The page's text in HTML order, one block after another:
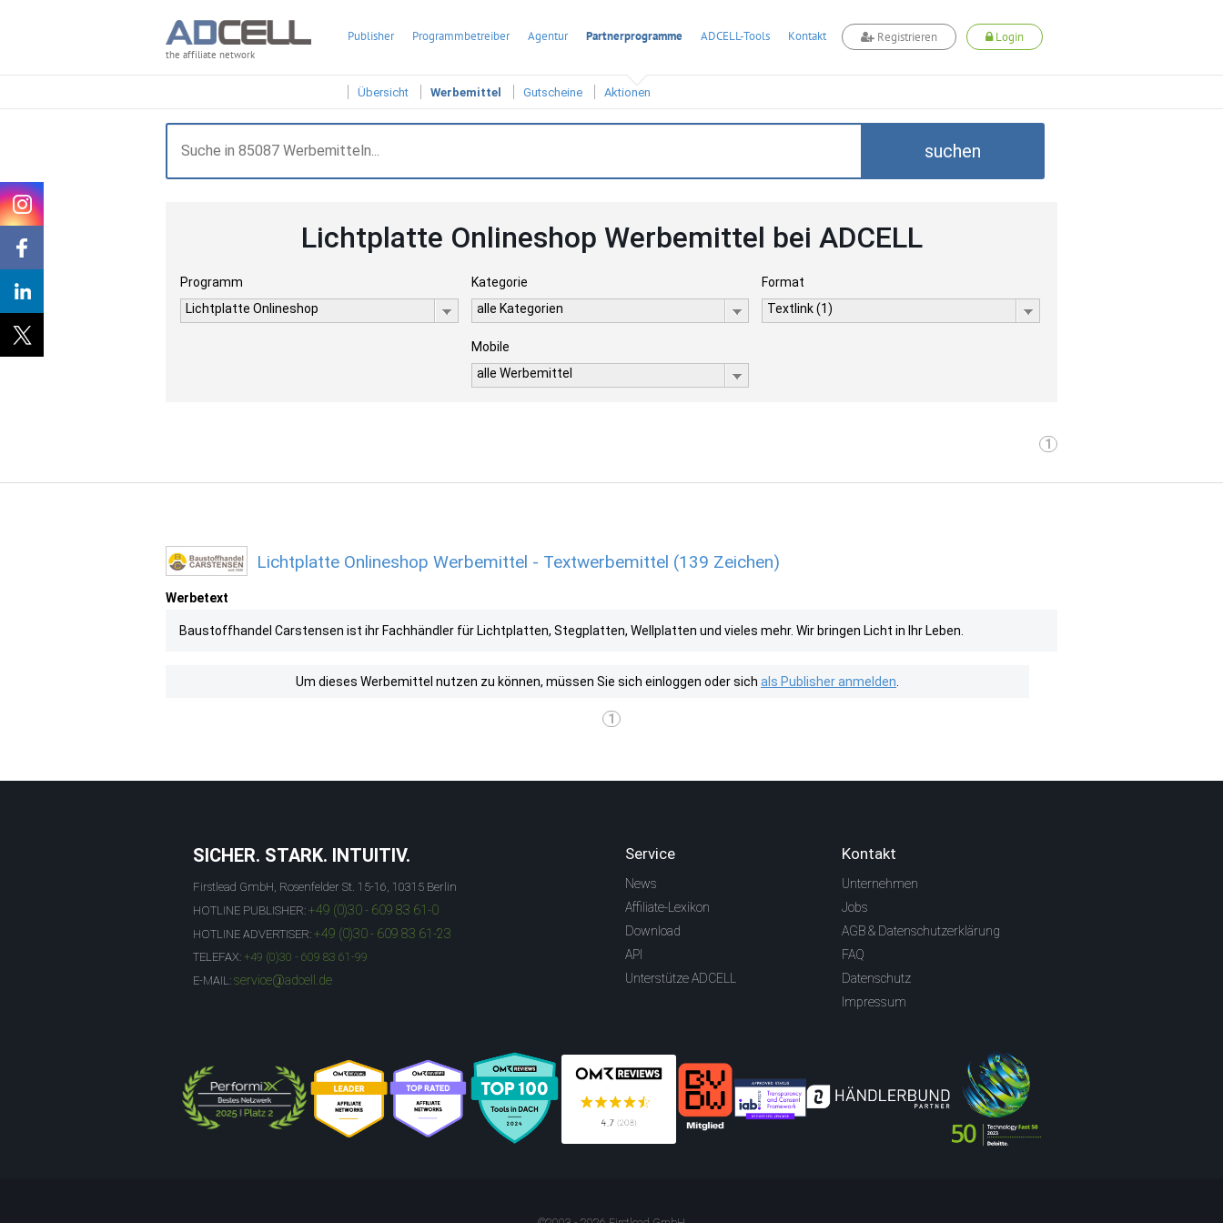
the affiliate network
Publisher Programmbetreiber Agentur Partnerprogramme ADCELL-Tools Kontakt Registrieren Login
Übersicht Werbemittel Gutscheine Aktionen
suchen
Lichtplatte Onlineshop Werbemittel bei ADCELL
Programm
Lichtplatte Onlineshop
Kategorie
alle Kategorien
Format
Textlink (1)
Mobile
alle Werbemittel
1
Lichtplatte Onlineshop Werbemittel - Textwerbemittel (139 Zeichen)
Werbetext
Baustoffhandel Carstensen ist ihr Fachhändler für Lichtplatten, Stegplatten, Wellplatten und vieles mehr. Wir bringen Licht in Ihr Leben.
Um dieses Werbemittel nutzen zu können, müssen Sie sich einloggen oder sich als Publisher anmelden
1
SICHER. STARK. INTUITIV.
Firstlead GmbH, Rosenfelder St. 15-16, 10315 Berlin
HOTLINE PUBLISHER: +49 (0)30 - 609 83 61-0
HOTLINE ADVERTISER: +49 (0)30 - 609 83 61-23
TELEFAX: +49 (0)30 - 609 83 61-99
E-MAIL: service@adcell.de
Service
News
Affiliate-Lexikon
Download
API
Unterstütze ADCELL
Kontakt
Unternehmen
Jobs
AGB & Datenschutzerklärung
FAQ
Datenschutz
Impressum